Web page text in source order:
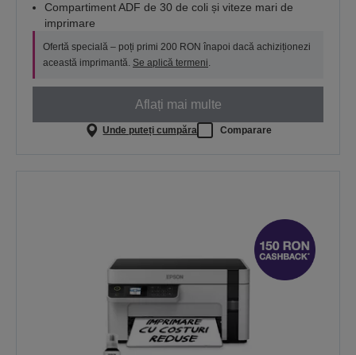
Compartiment ADF de 30 de coli și viteze mari de
imprimare
Ofertă specială – poți primi 200 RON înapoi dacă achiziționezi
această imprimantă. Se aplică termeni.
Aflați mai multe
Unde puteți cumpăra Comparare